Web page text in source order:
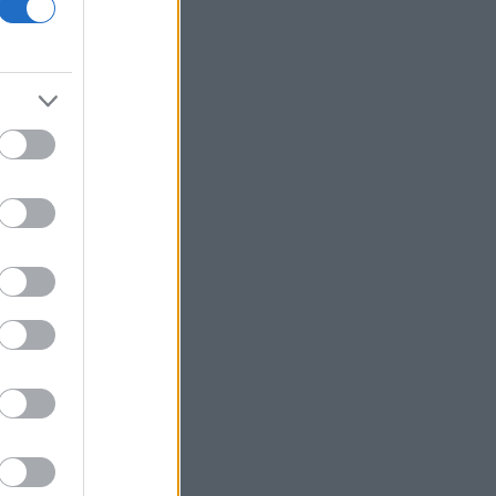
τη ρωσική πρεσβεία στο Βερολίνο
Μαύρη Θάλασσα: Η εμπορική ναυτιλία
στην πρώτη γραμμή ενός ακήρυχτου
πολέμου
«προίκα» 2 δισ. ευρώ ανοίγει δρόμο για
δάνεια έως 5 δισ. σε μικρομεσαίες
Nvidia: Θα επενδύσει έως και 3 δισ.
δολάρια στη Lancium, την εταιρεία
Stargate
που δεν έχετε ανακαλύψει ακόμα
ΟΣΔΕ: Ευρωπαϊκή έγκριση, εγχώριο
Τα ανοιχτά μέτωπα για την ενίσχυση